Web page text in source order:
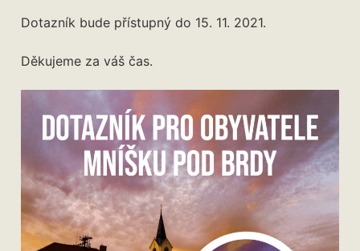
Dotazník bude přístupný do 15. 11. 2021.
Děkujeme za váš čas.